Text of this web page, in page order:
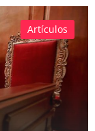
Artículos